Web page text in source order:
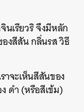
เรียวริ จึงมีหลัก
องสีสัน กลิ่นรส วิธี
าจะเห็นสีสันของ
ดำ (หรือสีเข้ม)